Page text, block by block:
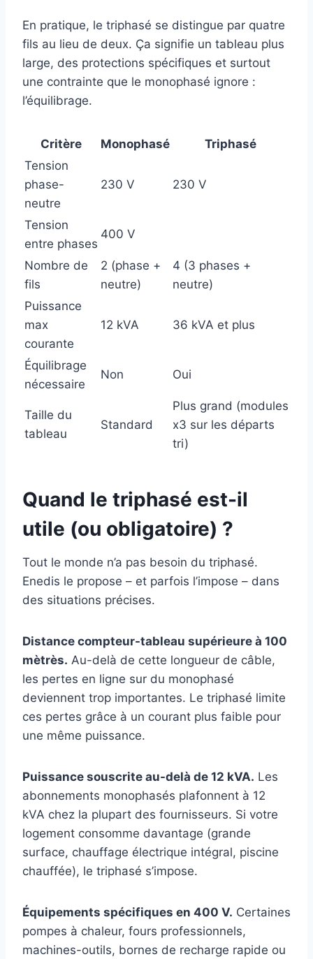
En pratique, le triphasé se distingue par quatre
fils au lieu de deux. Ça signifie un tableau plus
large, des protections spécifiques et surtout
une contrainte que le monophasé ignore :
l’équilibrage.
Critère Monophasé
Triphasé
Tension
phase-
neutre
230 V 230 V
Tension
entre phases
400 V
Nombre de
fils
2 (phase +
neutre)
4 (3 phases +
neutre)
Puissance
max
courante
12 kVA 36 kVA et plus
Équilibrage
nécessaire
Non Oui
Taille du
tableau
Standard
Plus grand (modules
x3 sur les départs
tri)
Quand le triphasé est-il
utile (ou obligatoire) ?
Tout le monde n’a pas besoin du triphasé.
Enedis le propose – et parfois l’impose – dans
des situations précises.
Distance compteur-tableau supérieure à 100
mètrès. Au-delà de cette longueur de câble,
les pertes en ligne sur du monophasé
deviennent trop importantes. Le triphasé limite
ces pertes grâce à un courant plus faible pour
une même puissance.
Puissance souscrite au-delà de 12 kVA. Les
abonnements monophasés plafonnent à 12
kVA chez la plupart des fournisseurs. Si votre
logement consomme davantage (grande
surface, chauffage électrique intégral, piscine
chauffée), le triphasé s’impose.
Équipements spécifiques en 400 V. Certaines
pompes à chaleur, fours professionnels,
machines-outils, bornes de recharge rapide ou